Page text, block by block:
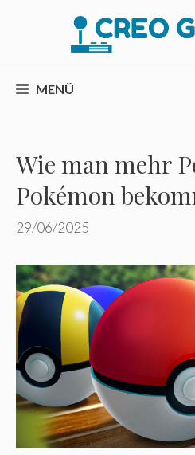
MENÜ
Wie man mehr
Pokémon
29/06/2025